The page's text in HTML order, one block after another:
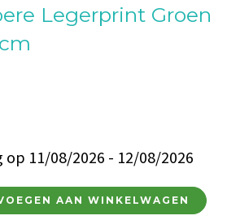
Legerprint Groen
11/08/2026 - 12/08/2026
AAN WINKELWAGEN